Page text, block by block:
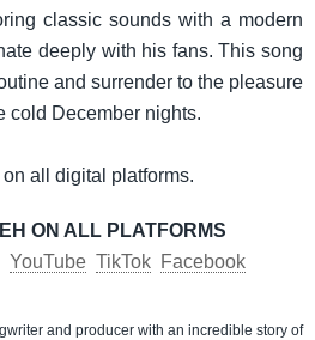
classic sounds with a modern
deeply with his fans. This song
and surrender to the pleasure
cold December nights.
all digital platforms.
ON ALL PLATFORMS
YouTube TikTok Facebook
and producer with an incredible story of